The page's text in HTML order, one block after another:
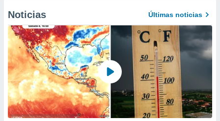
Noticias Últimas noticias